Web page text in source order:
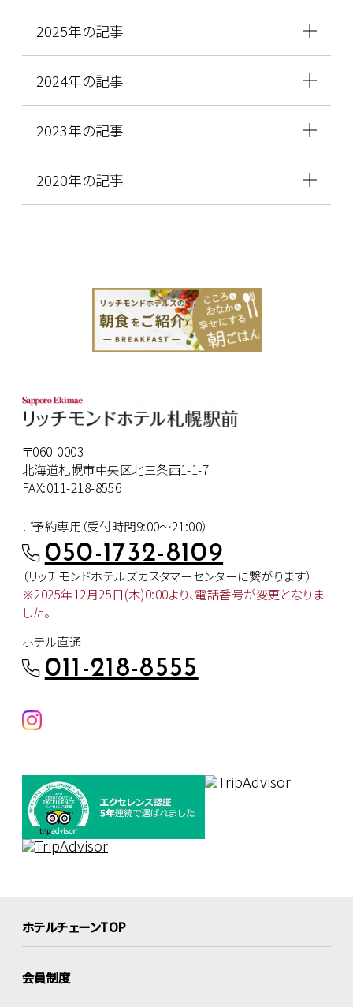
2025年の記事
2024年の記事
2023年の記事
2020年の記事
〒060-0003
北海道札幌市中央区北三条西1-1-7
FAX:011-218-8556
ご予約専用（受付時間9:00～21:00）
050-1732-8109
（リッチモンドホテルズカスタマーセンターに繋がります）
※2025年12月25日(木)0:00より、電話番号が変更となりま
した。
ホテル直通
011-218-8555
ホテルチェーンTOP
会員制度